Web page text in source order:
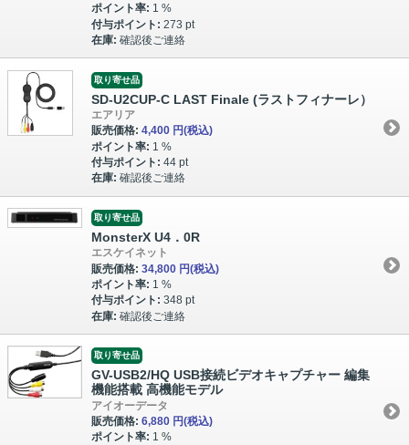
ポイント率: 1 %
付与ポイント: 273 pt
在庫: 確認後ご連絡
取り寄せ品
SD-U2CUP-C LAST Finale (ラストフィナーレ）
エアリア
販売価格: 4,400 円(税込)
ポイント率: 1 %
付与ポイント: 44 pt
在庫: 確認後ご連絡
取り寄せ品
MonsterX U4．0R
エスケイネット
販売価格: 34,800 円(税込)
ポイント率: 1 %
付与ポイント: 348 pt
在庫: 確認後ご連絡
取り寄せ品
GV-USB2/HQ USB接続ビデオキャプチャー 編集
機能搭載 高機能モデル
アイオーデータ
販売価格: 6,880 円(税込)
ポイント率: 1 %